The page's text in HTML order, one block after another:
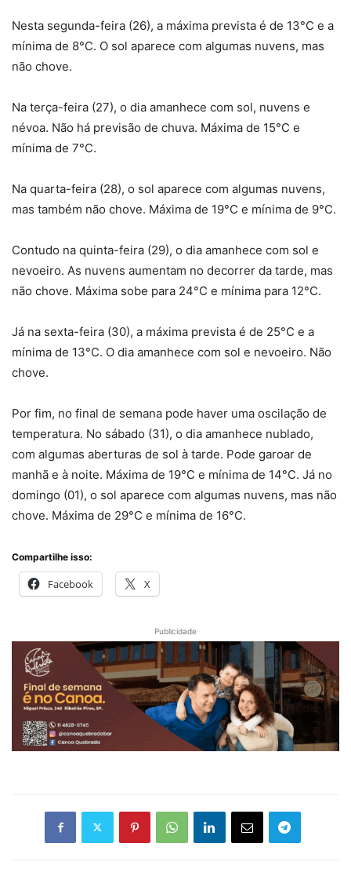
Nesta segunda-feira (26), a máxima prevista é de 13°C e a
mínima de 8°C. O sol aparece com algumas nuvens, mas
não chove.
Na terça-feira (27), o dia amanhece com sol, nuvens e
névoa. Não há previsão de chuva. Máxima de 15°C e
mínima de 7°C.
Na quarta-feira (28), o sol aparece com algumas nuvens,
mas também não chove. Máxima de 19°C e mínima de 9°C.
Contudo na quinta-feira (29), o dia amanhece com sol e
nevoeiro. As nuvens aumentam no decorrer da tarde, mas
não chove. Máxima sobe para 24°C e mínima para 12°C.
Já na sexta-feira (30), a máxima prevista é de 25°C e a
mínima de 13°C. O dia amanhece com sol e nevoeiro. Não
chove.
Por fim, no final de semana pode haver uma oscilação de
temperatura. No sábado (31), o dia amanhece nublado,
com algumas aberturas de sol à tarde. Pode garoar de
manhã e à noite. Máxima de 19°C e mínima de 14°C. Já no
domingo (01), o sol aparece com algumas nuvens, mas não
chove. Máxima de 29°C e mínima de 16°C.
Compartilhe isso:
Facebook X
Publicidade